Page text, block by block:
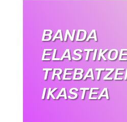
BANDA
IKASTEA